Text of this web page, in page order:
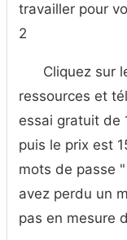
travailler pour
2
Cliquez sur
ressources et
essai gratuit de
puis le prix est
mots de passe
avez perdu un
pas en mesure